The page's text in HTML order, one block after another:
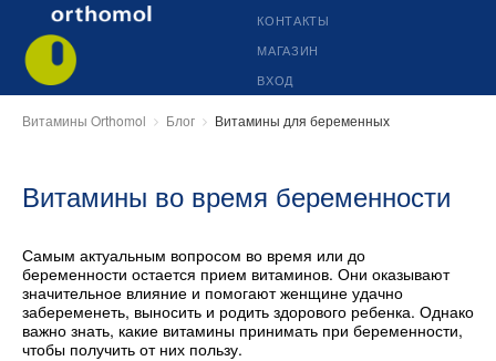
КОНТАКТЫ
МАГАЗИН
ВХОД
Витамины Orthomol Блог Витамины для беременных
Витамины во время беременности
Самым актуальным вопросом во время или до
беременности остается прием витаминов. Они оказывают
значительное влияние и помогают женщине удачно
забеременеть, выносить и родить здорового ребенка. Однако
важно знать, какие витамины принимать при беременности,
чтобы получить от них пользу.